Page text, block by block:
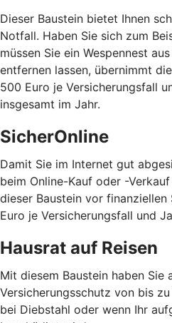
Dieser Baustein bietet Ihnen
Notfall. Haben Sie sich zum
müssen Sie ein Wespennest
entfernen lassen, übernimmt
500 Euro je Versicherungsfall
insgesamt im Jahr.
SicherOnline
Damit Sie im Internet gut
beim Online-Kauf oder -
dieser Baustein vor
Euro je Versicherungsfall und
Hausrat auf Reisen
Mit diesem Baustein haben Sie
Versicherungsschutz von bis
bei Diebstahl oder wenn Ihr